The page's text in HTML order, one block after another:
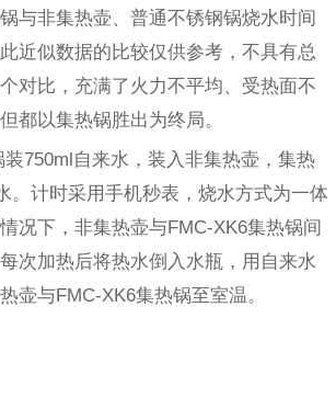
与非集热壶、普通不锈钢锅烧水时间
近似数据的比较仅供参考，不具有总
对比，充满了火力不平均、受热面不
都以集热锅胜出为终局。
装750ml自来水，装入非集热壶，集热
。计时采用手机秒表，烧水方式为一体
况下，非集热壶与FMC-XK6集热锅间
次加热后将热水倒入水瓶，用自来水
壶与FMC-XK6集热锅至室温。